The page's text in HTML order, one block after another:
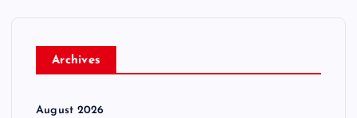
Archives
August 2026